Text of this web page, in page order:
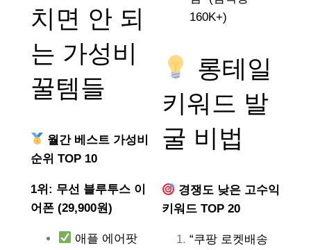
치면 안 되
는 가성비
꿀템들
월간 베스트 가성비
순위 TOP 10
1위: 무선 블루투스 이
어폰 (29,900원)
애플 에어팟
160K+)
롱테일
키워드 발
굴 비법
경쟁도 낮은 고수익
키워드 TOP 20
“쿠팡 로켓배송